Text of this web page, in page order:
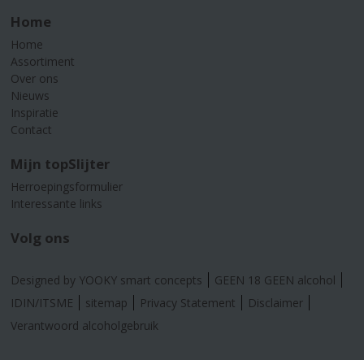
Home
Home
Assortiment
Over ons
Nieuws
Inspiratie
Contact
Mijn topSlijter
Herroepingsformulier
Interessante links
Volg ons
Designed by YOOKY smart concepts
GEEN 18 GEEN alcohol
IDIN/ITSME
sitemap Privacy Statement
Disclaimer
Verantwoord alcoholgebruik